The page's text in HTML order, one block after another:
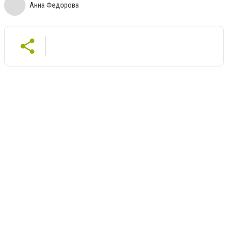
Анна Федорова